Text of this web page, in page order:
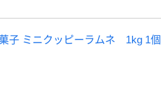
子 ミニクッピーラムネ 1kg 1個